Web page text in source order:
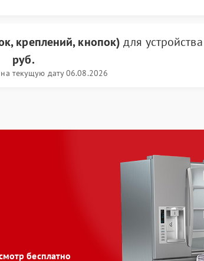
креплений, кнопок) для устройства
руб.
текущую дату 06.08.2026
бесплатно